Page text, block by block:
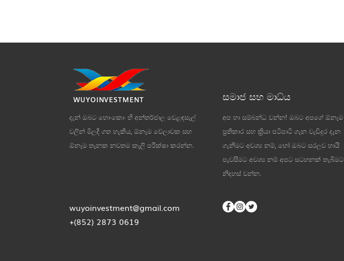
WUYOINVESTMENT
දැන් ඔබට හොංකොං හි අන්තර්ජාල වෙළඳසැල්
වලින් මිලදී ගත හැකිය, ඕනෑම වේලාවක සහ
ඕනෑම තැනක නවතම කෑලි පරීක්ෂා කරන්න.
wuyoinvestment@gmail.com
+(852) 2873 0619
සමාජ සහ මාධ්ය
අප හා සම්බන්ධ වන්න! ඔබට අපගේ ඕනෑම
ප්‍රතිකාර සහ ක්‍රියා පටිපාටි ගැන වැඩිදුර දැන
ගැනීමට අවශ්‍ය නම්, හෝ ඔබට සරලව හායි
පැවසීමට අවශ්‍ය නම් අපට සටහනක් තැබීමට
නිදහස් වන්න.